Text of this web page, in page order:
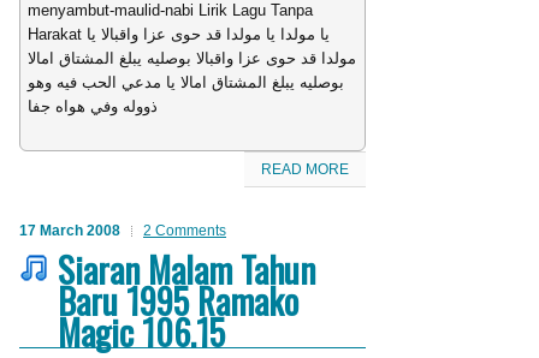
menyambut-maulid-nabi Lirik Lagu Tanpa
Harakat يا مولدا يا مولدا قد حوى عزا واقبالا يا
مولدا قد حوى عزا واقبالا بوصليه يبلغ المشتاق امالا
بوصليه يبلغ المشتاق امالا يا مدعي الحب فيه وهو
ذووله وفي هواه جفا
READ MORE
17 March 2008 2 Comments
Siaran Malam Tahun
Baru 1995 Ramako
Magic 106.15